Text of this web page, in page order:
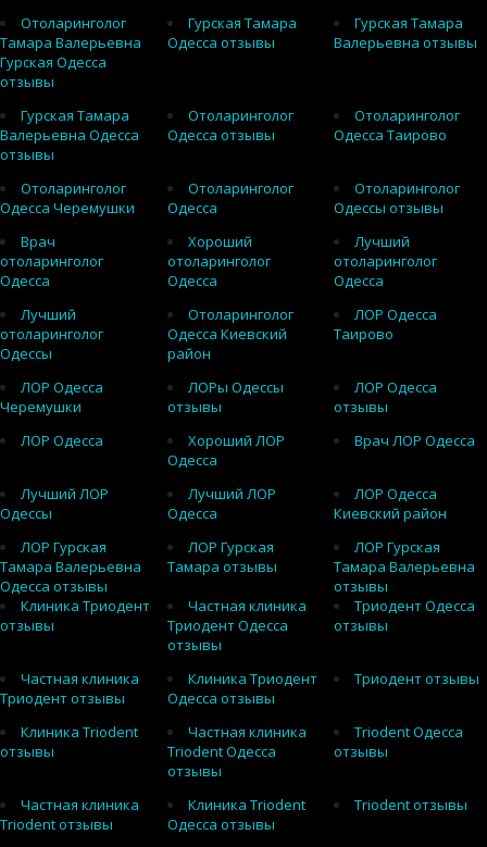
Отоларинголог
Тамара Валерьевна
Гурская Одесса
отзывы
Гурская Тамара
Одесса отзывы
Гурская Тамара
Валерьевна отзывы
Гурская Тамара
Валерьевна Одесса
отзывы
Отоларинголог
Одесса отзывы
Отоларинголог
Одесса Таирово
Отоларинголог
Одесса Черемушки
Отоларинголог
Одесса
Отоларинголог
Одессы отзывы
Врач
отоларинголог
Одесса
Хороший
отоларинголог
Одесса
Лучший
отоларинголог
Одесса
Лучший
отоларинголог
Одессы
Отоларинголог
Одесса Киевский
район
ЛОР Одесса
Таирово
ЛОР Одесса
Черемушки
ЛОРы Одессы
отзывы
ЛОР Одесса
отзывы
ЛОР Одесса
Хороший ЛОР
Одесса
Врач ЛОР Одесса
Лучший ЛОР
Одессы
Лучший ЛОР
Одесса
ЛОР Одесса
Киевский район
ЛОР Гурская
Тамара Валерьевна
Одесса отзывы
ЛОР Гурская
Тамара отзывы
ЛОР Гурская
Тамара Валерьевна
отзывы
Клиника Триодент
отзывы
Частная клиника
Триодент Одесса
отзывы
Триодент Одесса
отзывы
Частная клиника
Триодент отзывы
Клиника Триодент
Одесса отзывы
Триодент отзывы
Клиника Triodent
отзывы
Частная клиника
Triodent Одесса
отзывы
Triodent Одесса
отзывы
Частная клиника
Triodent отзывы
Клиника Triodent
Одесса отзывы
Triodent отзывы